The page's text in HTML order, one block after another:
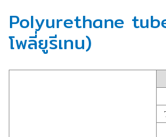
Polyurethane
โพลี่ยูรีเทน)